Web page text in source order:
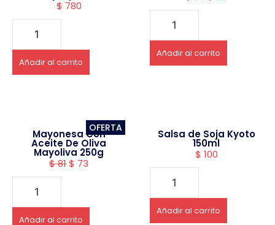
$ 780
Añadir al carrito
Añadir al carrito
OFERTA
Mayonesa Con
Aceite De Oliva
Mayoliva 250g
$81$ 73
Añadir al carrito
Salsa de Soja Kyoto
150ml
$ 100
Añadir al carrito